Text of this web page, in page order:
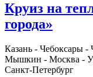
Круиз на
города»
Казань - Чебоксары -
Мышкин - Москва -
Санкт-Петербург